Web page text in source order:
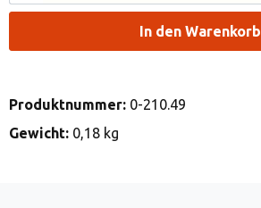
In den Warenkorb
Produktnummer: 0-210.49
Gewicht: 0,18 kg